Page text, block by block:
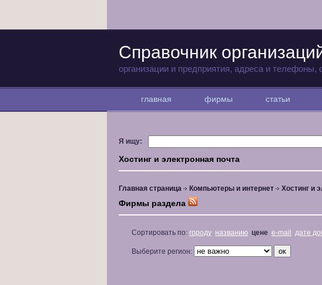
Справочник
организации и предприятия, адреса и телефоны,
главная фирмы статьи
Я ищу:
Хостинг и электронная почта
Главная страница Компьютеры и интернет Хостинг и
Фирмы раздела
Сортировать по: городу названию цене e-mail дате
Выберите регион: